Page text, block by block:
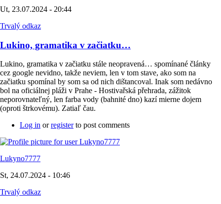
Ut, 23.07.2024 - 20:44
Trvalý odkaz
Lukino, gramatika v začiatku…
Lukino, gramatika v začiatku stále neopravená… spomínané články
cez google nevidno, takže neviem, len v tom stave, ako som na
začiatku spomínal by som sa od nich dištancoval. Inak som nedávno
bol na oficiálnej pláži v Prahe - Hostivařská přehrada, zážitok
neporovnateľný, len farba vody (bahnité dno) kazí mierne dojem
(oproti štrkovému). Zatiaľ čau.
Log in orregisterto post comments
Lukyno7777
St, 24.07.2024 - 10:46
Trvalý odkaz